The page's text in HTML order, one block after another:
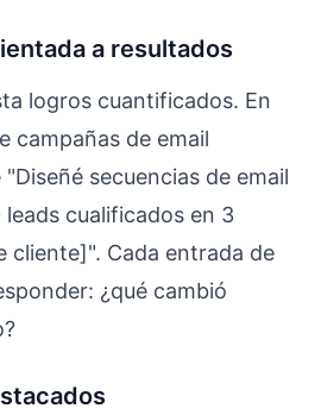
a resultados
logros cuantificados. En
campañas de email
secuencias de email
cualificados en 3
cliente]". Cada entrada de
¿qué cambió